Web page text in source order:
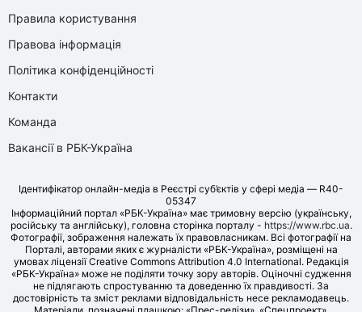
Правила користування
Правова інформація
Політика конфіденційності
Контакти
Команда
Вакансії в РБК-Україна
Ідентифікатор онлайн-медіа в Реєстрі суб’єктів у сфері медіа — R40-
05347
Інформаційний портал «РБК-Україна» має тримовну версію (українську,
російську та англійську), головна сторінка порталу - https://www.rbc.ua.
Фотографії, зображення належать їх правовласникам. Всі фотографії на
Порталі, авторами яких є журналісти «РБК-Україна», розміщені на
умовах ліцензії Creative Commons Attribution 4.0 International. Редакція
«РБК-Україна» може не поділяти точку зору авторів. Оціночні судження
не підлягають спростуванню та доведенню їх правдивості. За
достовірність та зміст реклами відповідальність несе рекламодавець.